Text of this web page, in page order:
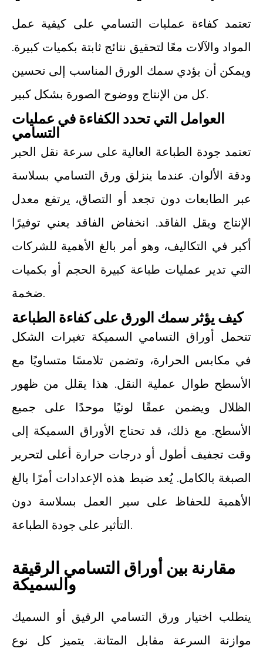
تعتمد كفاءة عمليات التسامي على كيفية عمل
المواد والآلات معًا لتحقيق نتائج ثابتة بكميات كبيرة.
ويمكن أن يؤدي سمك الورق المناسب إلى تحسين
كل من الإنتاج ووضوح الصورة بشكل كبير.
العوامل التي تحدد الكفاءة في عمليات
التسامي
تعتمد جودة الطباعة العالية على سرعة نقل الحبر
ودقة الألوان. عندما ينزلق ورق التسامي بسلاسة
عبر الطابعات دون تجعد أو التصاق، يرتفع معدل
الإنتاج ويقل الفاقد. انخفاض الفاقد يعني توفيرًا
أكبر في التكاليف، وهو أمر بالغ الأهمية للشركات
التي تدير عمليات طباعة كبيرة الحجم أو بكميات
ضخمة.
كيف يؤثر سمك الورق على كفاءة الطباعة
تتحمل أوراق التسامي السميكة تغيرات الشكل
في مكابس الحرارة، وتضمن تلامسًا متساويًا مع
الأسطح طوال عملية النقل. هذا يقلل من ظهور
الظلال ويضمن عمقًا لونيًا موحدًا على جميع
الأسطح. مع ذلك، قد تحتاج الأوراق السميكة إلى
وقت تجفيف أطول أو درجات حرارة أعلى لتحرير
الصبغة بالكامل. يُعد ضبط هذه الإعدادات أمرًا بالغ
الأهمية للحفاظ على سير العمل بسلاسة دون
التأثير على جودة الطباعة.
مقارنة بين أوراق التسامي الرقيقة
والسميكة
يتطلب اختيار ورق التسامي الرقيق أو السميك
موازنة السرعة مقابل المتانة. يتميز كل نوع